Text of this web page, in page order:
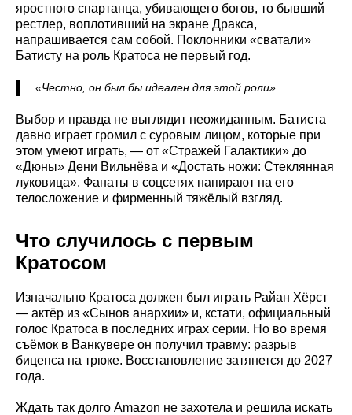
яростного спартанца, убивающего богов, то бывший
рестлер, воплотивший на экране Дракса,
напрашивается сам собой. Поклонники «сватали»
Батисту на роль Кратоса не первый год.
«Честно, он был бы идеален для этой роли».
Выбор и правда не выглядит неожиданным. Батиста
давно играет громил с суровым лицом, которые при
этом умеют играть, — от «Стражей Галактики» до
«Дюны» Дени Вильнёва и «Достать ножи: Стеклянная
луковица». Фанаты в соцсетях напирают на его
телосложение и фирменный тяжёлый взгляд.
Что случилось с первым
Кратосом
Изначально Кратоса должен был играть Райан Хёрст
— актёр из «Сынов анархии» и, кстати, официальный
голос Кратоса в последних играх серии. Но во время
съёмок в Ванкувере он получил травму: разрыв
бицепса на трюке. Восстановление затянется до 2027
года.
Ждать так долго Amazon не захотела и решила искать